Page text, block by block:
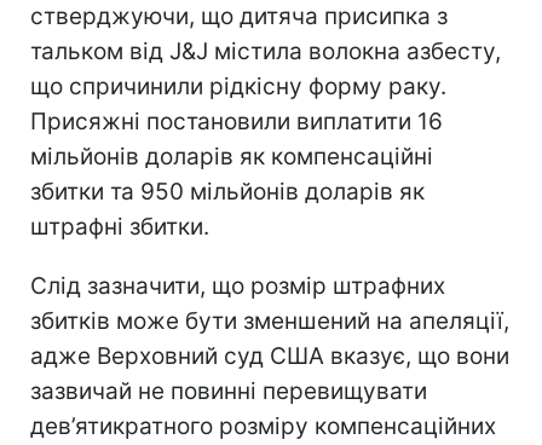
стверджуючи, що дитяча присипка з
тальком від J&J містила волокна азбесту,
що спричинили рідкісну форму раку.
Присяжні постановили виплатити 16
мільйонів доларів як компенсаційні
збитки та 950 мільйонів доларів як
штрафні збитки.
Слід зазначити, що розмір штрафних
збитків може бути зменшений на апеляції,
адже Верховний суд США вказує, що вони
зазвичай не повинні перевищувати
дев’ятикратного розміру компенсаційних